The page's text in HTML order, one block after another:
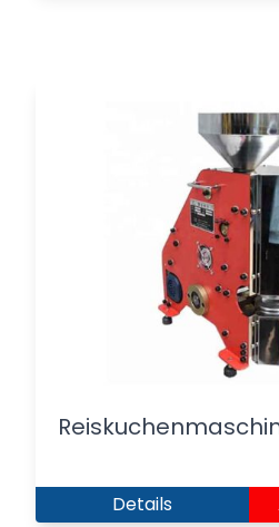
Details